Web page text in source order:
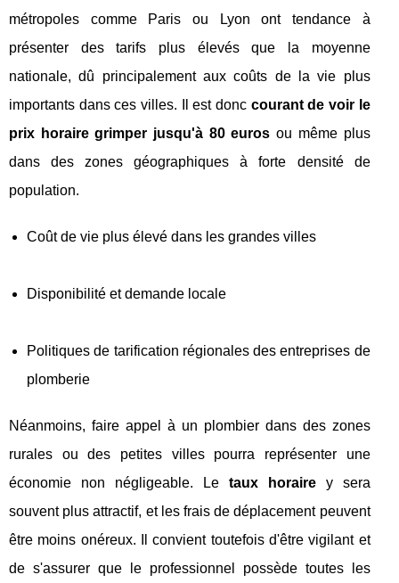
métropoles comme Paris ou Lyon ont tendance à
présenter des tarifs plus élevés que la moyenne
nationale, dû principalement aux coûts de la vie plus
importants dans ces villes. Il est donc courant de voir le
prix horaire grimper jusqu'à 80 euros ou même plus
dans des zones géographiques à forte densité de
population.
Coût de vie plus élevé dans les grandes villes
Disponibilité et demande locale
Politiques de tarification régionales des entreprises de
plomberie
Néanmoins, faire appel à un plombier dans des zones
rurales ou des petites villes pourra représenter une
économie non négligeable. Le taux horairey sera
souvent plus attractif, et les frais de déplacement peuvent
être moins onéreux. Il convient toutefois d'être vigilant et
de s'assurer que le professionnel possède toutes les